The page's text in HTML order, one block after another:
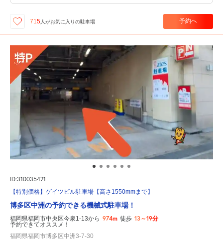
715 人がお気に入りの駐車場 予約へ
ID:310035421
【特別価格】ゲイツビル駐車場【高さ1550mmまで】
博多区中洲の予約できる機械式駐車場！
福岡県福岡市中央区今泉1-13から 974m 徒歩 13～19分
予約できてオススメ！
福岡県福岡市博多区中洲3-7-30